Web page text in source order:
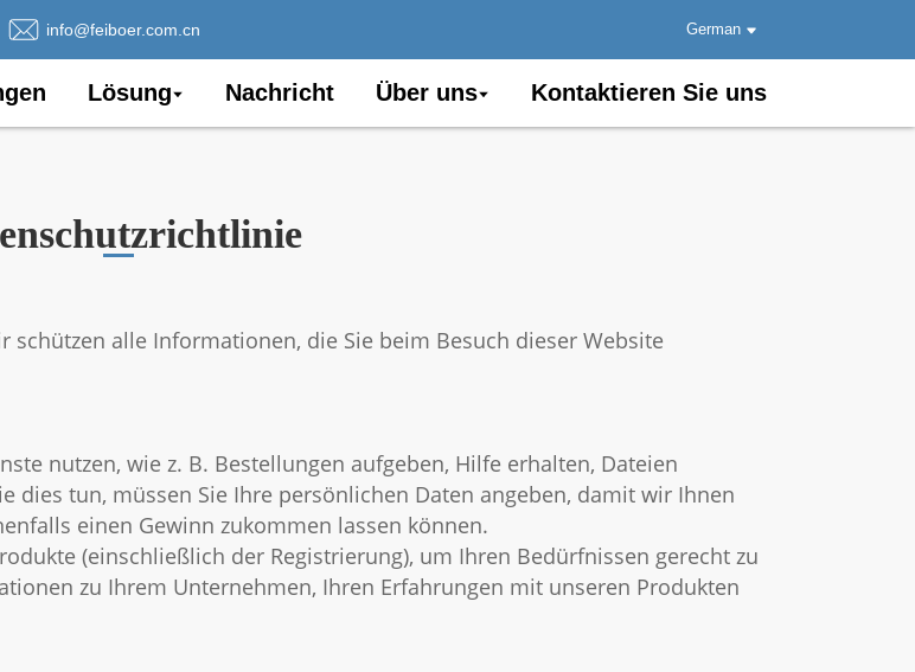
info@feiboer.com.cn German
Lösung Nachricht Über uns Kontaktieren Sie uns
Sie JSBIT kennen
alle Informationen, die Sie beim Besuch dieser Website
nutzen, wie z. B. Bestellungen aufgeben, Hilfe erhalten, Dateien
dies tun, müssen Sie Ihre persönlichen Daten angeben, damit wir Ihnen
einen Gewinn zukommen lassen können.
(einschließlich der Registrierung), um Ihren Bedürfnissen gerecht zu
zu Ihrem Unternehmen, Ihren Erfahrungen mit unseren Produkten